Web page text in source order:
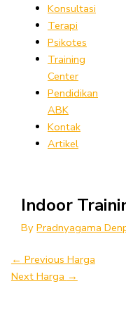
Konsultasi
Terapi
Psikotes
Training
Center
Pendidikan
ABK
Kontak
Artikel
Indoor
ByPradnyagama
← Previous Harga
Next Harga →